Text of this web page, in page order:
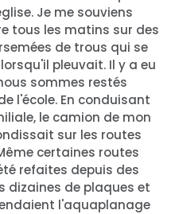
Je me souviens
tous les matins sur des
de trous qui se
pleuvait. Il y a eu
sommes restés
l'école. En conduisant
le camion de mon
sur les routes
certaines routes
refaites depuis des
dizaines de plaques et
l'aquaplanage